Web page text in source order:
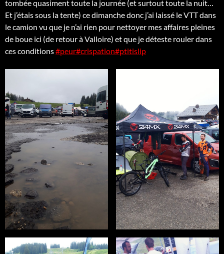
tombée quasiment toute la journée (et surtout toute la nuit…
Et j’étais sous la tente) ce dimanche donc j’ai laissé le VTT dans
le camion vu que je n’ai rien pour nettoyer mes affaires pleines
de boue ici (de retour à Valloire) et que je déteste rouler dans
ces conditions#peur#crispation#ptitislip